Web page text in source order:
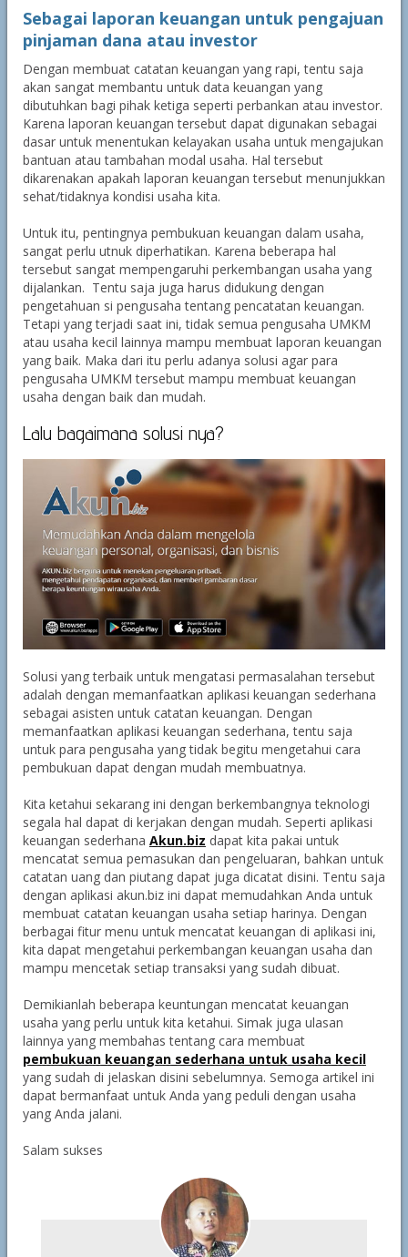
Sebagai laporan keuangan untuk pengajuan
pinjaman dana atau investor
Dengan membuat catatan keuangan yang rapi, tentu saja
akan sangat membantu untuk data keuangan yang
dibutuhkan bagi pihak ketiga seperti perbankan atau investor.
Karena laporan keuangan tersebut dapat digunakan sebagai
dasar untuk menentukan kelayakan usaha untuk mengajukan
bantuan atau tambahan modal usaha. Hal tersebut
dikarenakan apakah laporan keuangan tersebut menunjukkan
sehat/tidaknya kondisi usaha kita.
Untuk itu, pentingnya pembukuan keuangan dalam usaha,
sangat perlu utnuk diperhatikan. Karena beberapa hal
tersebut sangat mempengaruhi perkembangan usaha yang
dijalankan. Tentu saja juga harus didukung dengan
pengetahuan si pengusaha tentang pencatatan keuangan.
Tetapi yang terjadi saat ini, tidak semua pengusaha UMKM
atau usaha kecil lainnya mampu membuat laporan keuangan
yang baik. Maka dari itu perlu adanya solusi agar para
pengusaha UMKM tersebut mampu membuat keuangan
usaha dengan baik dan mudah.
Lalu bagaimana solusi nya?
Solusi yang terbaik untuk mengatasi permasalahan tersebut
adalah dengan memanfaatkan aplikasi keuangan sederhana
sebagai asisten untuk catatan keuangan. Dengan
memanfaatkan aplikasi keuangan sederhana, tentu saja
untuk para pengusaha yang tidak begitu mengetahui cara
pembukuan dapat dengan mudah membuatnya.
Kita ketahui sekarang ini dengan berkembangnya teknologi
segala hal dapat di kerjakan dengan mudah. Seperti aplikasi
keuangan sederhana Akun.biz dapat kita pakai untuk
mencatat semua pemasukan dan pengeluaran, bahkan untuk
catatan uang dan piutang dapat juga dicatat disini. Tentu saja
dengan aplikasi akun.biz ini dapat memudahkan Anda untuk
membuat catatan keuangan usaha setiap harinya. Dengan
berbagai fitur menu untuk mencatat keuangan di aplikasi ini,
kita dapat mengetahui perkembangan keuangan usaha dan
mampu mencetak setiap transaksi yang sudah dibuat.
Demikianlah beberapa keuntungan mencatat keuangan
usaha yang perlu untuk kita ketahui. Simak juga ulasan
lainnya yang membahas tentang cara membuat
pembukuan keuangan sederhana untuk usaha kecil
yang sudah di jelaskan disini sebelumnya. Semoga artikel ini
dapat bermanfaat untuk Anda yang peduli dengan usaha
yang Anda jalani.
Salam sukses